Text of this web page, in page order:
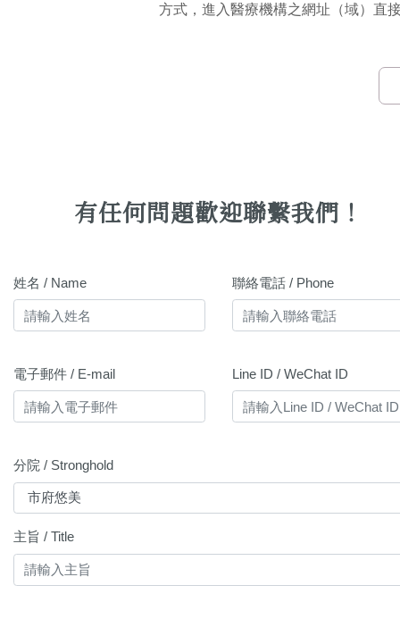
方式，進入醫療機構之網址（域）直
有任何問題歡迎聯繫我們！
姓名 / Name 聯絡電話 / Phone
電子郵件 / E-mail Line ID / WeChat ID
分院 / Stronghold
主旨 / Title